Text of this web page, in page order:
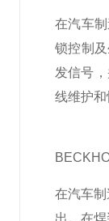
在汽车
锁控制
发信号
线维护
在汽车
出。在